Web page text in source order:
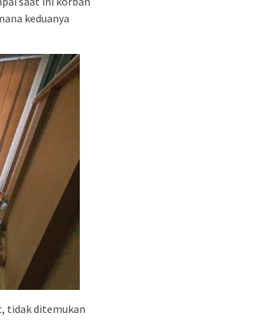
keduanya
tidak ditemukan